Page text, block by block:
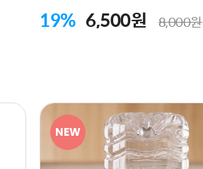
19% 6,500원 8,000원
NEW